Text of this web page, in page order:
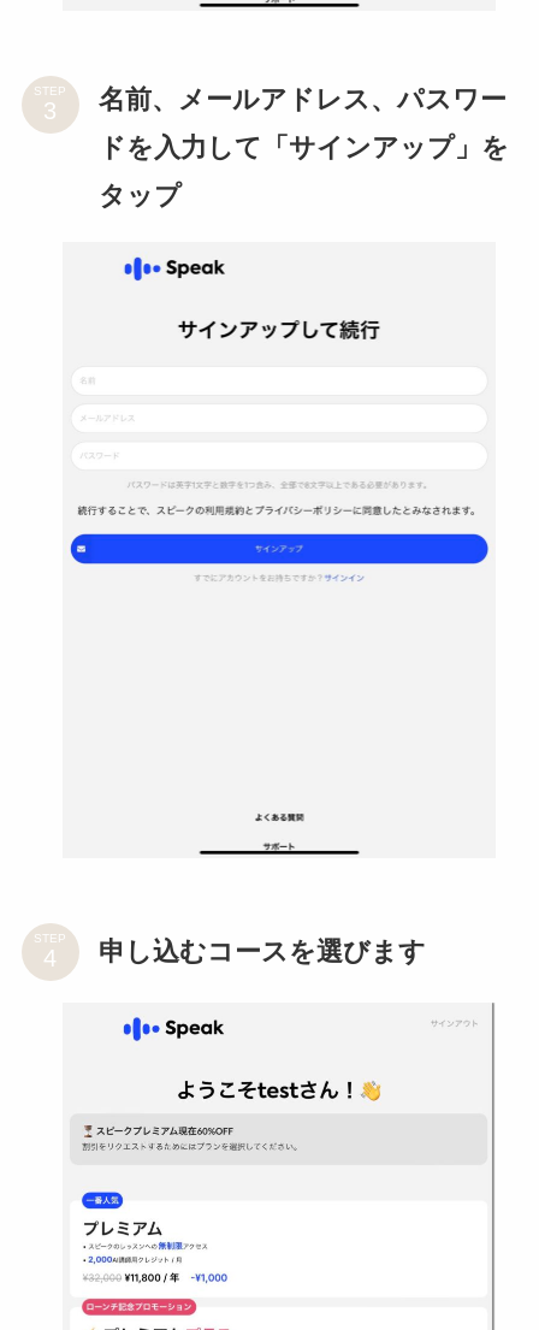
STEP
名前、メールアドレス、パスワー
ドを入力して「サインアップ」を
タップ
STEP 申し込むコースを選びます